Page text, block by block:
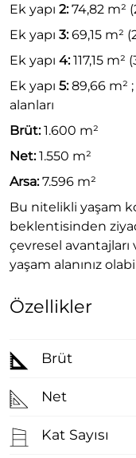
Ek yapı 2:74,82 m²
Ek yapı 3:69,15 m²
Ek yapı 4:117,15 m²
Ek yapı 5:89,66 m²
alanları
Brüt:1.600 m²
Net:1.550 m²
Arsa:7.596 m²
Bu nitelikli yaşam
beklentisinden
çevresel
yaşam alanınız
Özellikler
Brüt
Net
Kat Sayısı